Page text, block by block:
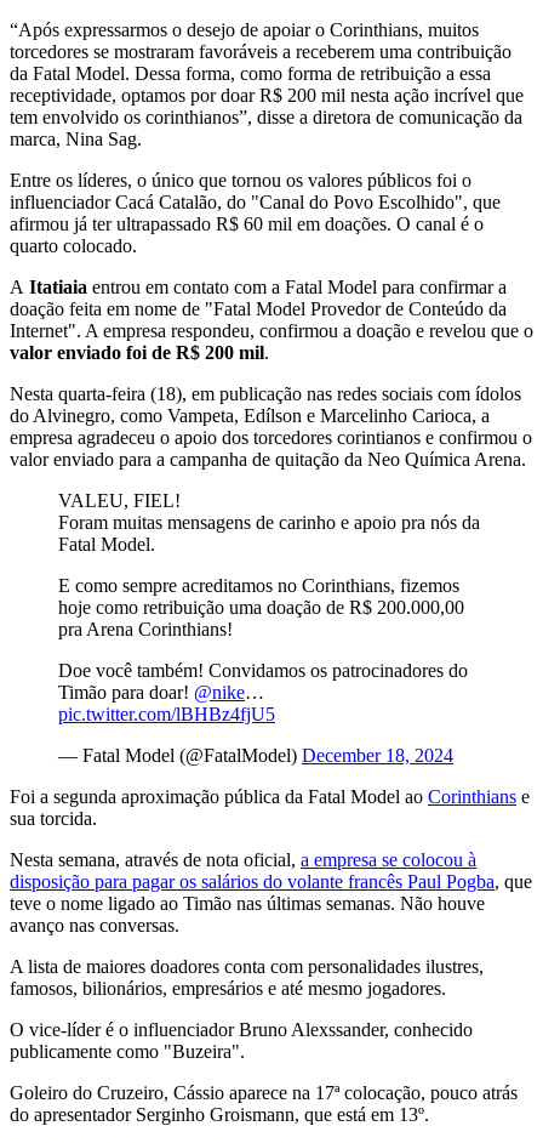
“Após expressarmos o desejo de apoiar o Corinthians, muitos
torcedores se mostraram favoráveis a receberem uma contribuição
da Fatal Model. Dessa forma, como forma de retribuição a essa
receptividade, optamos por doar R$ 200 mil nesta ação incrível que
tem envolvido os corinthianos”, disse a diretora de comunicação da
marca, Nina Sag.
Entre os líderes, o único que tornou os valores públicos foi o
influenciador Cacá Catalão, do "Canal do Povo Escolhido", que
afirmou já ter ultrapassado R$ 60 mil em doações. O canal é o
quarto colocado.
A Itatiaia entrou em contato com a Fatal Model para confirmar a
doação feita em nome de "Fatal Model Provedor de Conteúdo da
Internet". A empresa respondeu, confirmou a doação e revelou que o
valor enviado foi de R$ 200 mil.
Nesta quarta-feira (18), em publicação nas redes sociais com ídolos
do Alvinegro, como Vampeta, Edílson e Marcelinho Carioca, a
empresa agradeceu o apoio dos torcedores corintianos e confirmou o
valor enviado para a campanha de quitação da Neo Química Arena.
VALEU, FIEL!
Foram muitas mensagens de carinho e apoio pra nós da
Fatal Model.
E como sempre acreditamos no Corinthians, fizemos
hoje como retribuição uma doação de R$ 200.000,00
pra Arena Corinthians!
Doe você também! Convidamos os patrocinadores do
Timão para doar! @nike…
pic.twitter.com/lBHBz4fjU5
— Fatal Model (@FatalModel) December 18, 2024
Foi a segunda aproximação pública da Fatal Model ao Corinthians e
sua torcida.
Nesta semana, através de nota oficial, a empresa se colocou à
disposição para pagar os salários do volante francês Paul Pogba, que
teve o nome ligado ao Timão nas últimas semanas. Não houve
avanço nas conversas.
A lista de maiores doadores conta com personalidades ilustres,
famosos, bilionários, empresários e até mesmo jogadores.
O vice-líder é o influenciador Bruno Alexssander, conhecido
publicamente como "Buzeira".
Goleiro do Cruzeiro, Cássio aparece na 17ª colocação, pouco atrás
do apresentador Serginho Groismann, que está em 13º.